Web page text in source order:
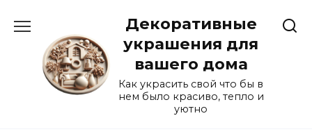
содержанию
Декоративные
украшения для
вашего дома
Как украсить свой что бы в
нем было красиво, тепло и
уютно